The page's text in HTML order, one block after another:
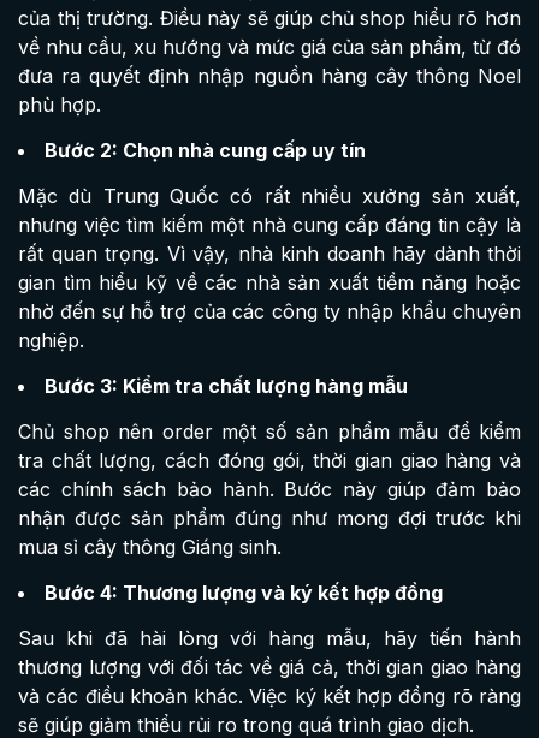
của thị trường. Điều này sẽ giúp chủ shop hiểu rõ hơn
về nhu cầu, xu hướng và mức giá của sản phẩm, từ đó
đưa ra quyết định nhập nguồn hàng cây thông Noel
phù hợp.
Bước 2: Chọn nhà cung cấp uy tín
Mặc dù Trung Quốc có rất nhiều xưởng sản xuất,
nhưng việc tìm kiếm một nhà cung cấp đáng tin cậy là
rất quan trọng. Vì vậy, nhà kinh doanh hãy dành thời
gian tìm hiểu kỹ về các nhà sản xuất tiềm năng hoặc
nhờ đến sự hỗ trợ của các công ty nhập khẩu chuyên
nghiệp.
Bước 3: Kiểm tra chất lượng hàng mẫu
Chủ shop nên order một số sản phẩm mẫu để kiểm
tra chất lượng, cách đóng gói, thời gian giao hàng và
các chính sách bảo hành. Bước này giúp đảm bảo
nhận được sản phẩm đúng như mong đợi trước khi
mua sỉ cây thông Giáng sinh.
Bước 4: Thương lượng và ký kết hợp đồng
Sau khi đã hài lòng với hàng mẫu, hãy tiến hành
thương lượng với đối tác về giá cả, thời gian giao hàng
và các điều khoản khác. Việc ký kết hợp đồng rõ ràng
sẽ giúp giảm thiểu rủi ro trong quá trình giao dịch.